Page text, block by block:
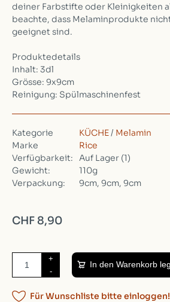
deiner Farbstifte oder Kleinigkeiten
beachte, dass Melaminprodukte
geeignet sind.
Produktedetails
Inhalt: 3dl
Grösse: 9x9cm
Reinigung: Spülmaschinenfest
Kategorie KÜCHE / Melamin
Marke
Rice
Verfügbarkeit:
Auf Lager (1)
Gewicht:
110g
Verpackung:
9cm, 9cm, 9cm
CHF 8,90
+
-
In den Warenkorb
Für Wunschliste bitte einloggen!